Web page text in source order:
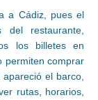
a Cádiz, pues el
del restaurante,
los billetes en
permiten comprar
el barco,
rutas, horarios,